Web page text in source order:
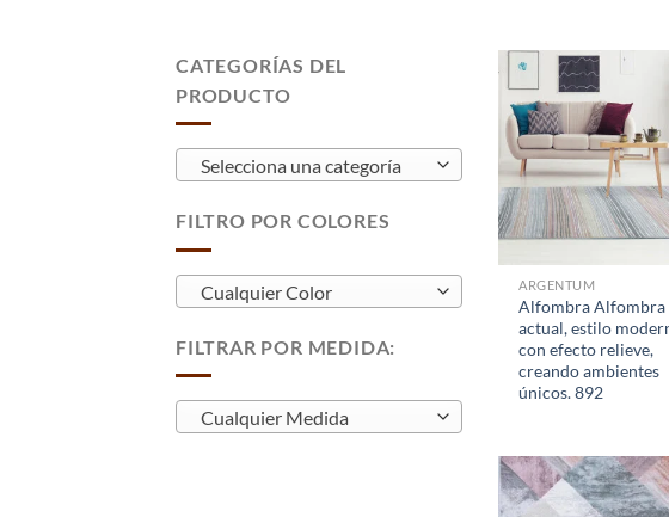
CATEGORÍAS DEL
PRODUCTO
Selecciona una categoría
FILTRO POR COLORES
Cualquier Color
FILTRAR POR MEDIDA:
Cualquier Medida
ARGENTUM
Alfombra Alfombra
actual, estilo
con efecto relieve,
creando ambientes
únicos. 892